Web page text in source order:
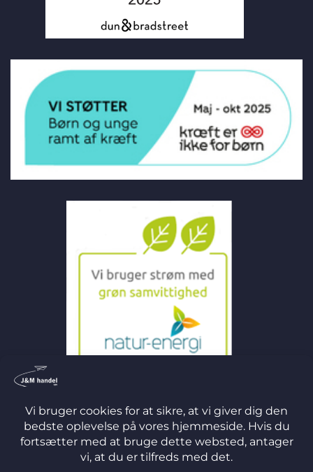
©
2026 J&M Handel ApS